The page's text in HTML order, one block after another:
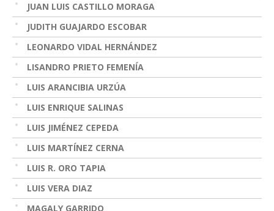
JUAN LUIS CASTILLO MORAGA
JUDITH GUAJARDO ESCOBAR
LEONARDO VIDAL HERNÁNDEZ
LISANDRO PRIETO FEMENÍA
LUIS ARANCIBIA URZÚA
LUIS ENRIQUE SALINAS
LUIS JIMÉNEZ CEPEDA
LUIS MARTÍNEZ CERNA
LUIS R. ORO TAPIA
LUIS VERA DIAZ
MAGALY GARRIDO